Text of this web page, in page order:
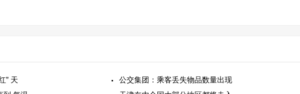
” 天
公交集团：乘客丢失物品数量出现